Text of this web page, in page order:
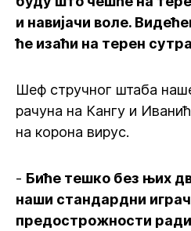
и навијачи воле.
ће изаћи на терен
Шеф стручног штаба
рачуна на Кангу и
на корона вирус.
- Биће тешко без њих
наши стандардни
предострожности